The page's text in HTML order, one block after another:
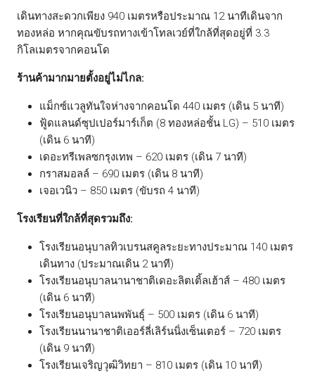
เดินทางสะดวกเพียง 940 เมตรหรือประมาณ 12 นาทีเดินจาก
ทองหล่อ หากคุณขับรถทางเข้าโทลเวย์ที่ใกล้ที่สุดอยู่ที่ 3.3
กิโลเมตรจากคอนโด
ร้านค้ามากมายตั้งอยู่ไม่ไกล:
แม็กซ์แวลูทันใจห่างจากคอนโด 440 เมตร (เดิน 5 นาที)
ฟู้ดแลนด์ซุปเปอร์มาร์เก็ต (8 ทองหล่อชั้น LG) – 510 เมตร
(เดิน 6 นาที)
เดอะทรีเพลซกรุงเทพ – 620 เมตร (เดิน 7 นาที)
กราสมอลล์ – 690 เมตร (เดิน 8 นาที)
เจอเวนิว – 850 เมตร (ขับรถ 4 นาที)
โรงเรียนที่ใกล้ที่สุดรวมถึง:
โรงเรียนอนุบาลทิวเบรนสคูลระยะทางประมาณ 140 เมตร
เดินทาง (ประมาณเดิน 2 นาที)
โรงเรียนอนุบาลนานาชาติเดอะลิตเติ้ลเฮ้าส์ – 480 เมตร
(เดิน 6 นาที)
โรงเรียนอนุบาลนพพันธุ์ – 500 เมตร (เดิน 6 นาที)
โรงเรียนนานาชาติเออร์ลี่เลิร์นนิ่งเซ็นเตอร์ – 720 เมตร
(เดิน 9 นาที)
โรงเรียนเจริญวุฒิวิทยา – 810 เมตร (เดิน 10 นาที)